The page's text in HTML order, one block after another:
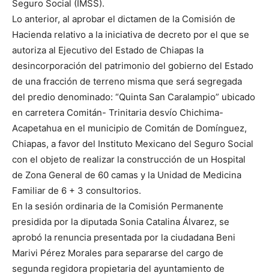
Seguro Social (IMSS).
Lo anterior, al aprobar el dictamen de la Comisión de
Hacienda relativo a la iniciativa de decreto por el que se
autoriza al Ejecutivo del Estado de Chiapas la
desincorporación del patrimonio del gobierno del Estado
de una fracción de terreno misma que será segregada
del predio denominado: “Quinta San Caralampio” ubicado
en carretera Comitán- Trinitaria desvío Chichima-
Acapetahua en el municipio de Comitán de Domínguez,
Chiapas, a favor del Instituto Mexicano del Seguro Social
con el objeto de realizar la construcción de un Hospital
de Zona General de 60 camas y la Unidad de Medicina
Familiar de 6 + 3 consultorios.
En la sesión ordinaria de la Comisión Permanente
presidida por la diputada Sonia Catalina Álvarez, se
aprobó la renuncia presentada por la ciudadana Beni
Marivi Pérez Morales para separarse del cargo de
segunda regidora propietaria del ayuntamiento de